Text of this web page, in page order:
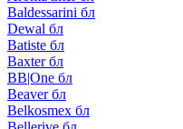
Baldessarini бл
Dewal бл
Batiste бл
Baxter бл
BB|One бл
Beaver бл
Belkosmex бл